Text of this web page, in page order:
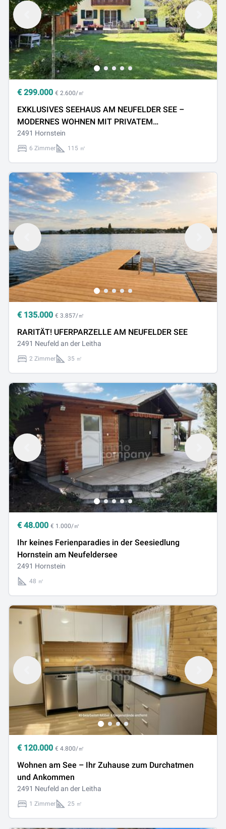
€ 299.000 € 2.600/㎡
EXKLUSIVES SEEHAUS AM NEUFELDER SEE –
MODERNES WOHNEN MIT PRIVATEM
WASSERZUGANG
2491 Hornstein
6 Zimmer 115 ㎡
€ 135.000 € 3.857/㎡
RARITÄT! UFERPARZELLE AM NEUFELDER SEE
2491 Neufeld an der Leitha
2 Zimmer 35 ㎡
€ 48.000 € 1.000/㎡
Ihr keines Ferienparadies in der Seesiedlung
Hornstein am Neufeldersee
2491 Hornstein
48 ㎡
€ 120.000 € 4.800/㎡
Wohnen am See – Ihr Zuhause zum Durchatmen
und Ankommen
2491 Neufeld an der Leitha
1 Zimmer 25 ㎡